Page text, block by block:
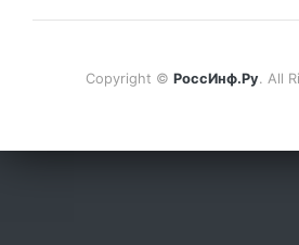
Copyright © РоссИнф.Ру. All